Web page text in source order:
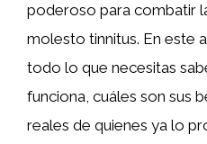
poderoso para combatir
molesto tinnitus. En este
todo lo que necesitas
funciona, cuáles son sus
reales de quienes ya lo